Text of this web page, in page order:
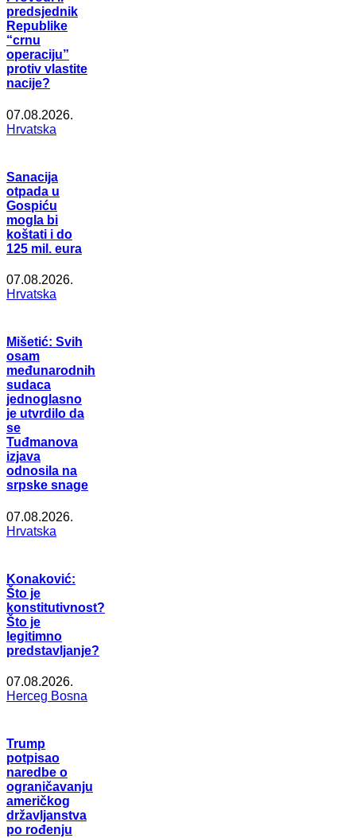
predsjednik
Republike
“crnu
operaciju”
protiv vlastite
nacije?
07.08.2026.
Hrvatska
Sanacija
otpada u
Gospiću
mogla bi
koštati i do
125 mil. eura
07.08.2026.
Hrvatska
Mišetić: Svih
osam
međunarodnih
sudaca
jednoglasno
je utvrdilo da
se
Tuđmanova
izjava
odnosila na
srpske snage
07.08.2026.
Hrvatska
Konaković:
Što je
konstitutivnost?
Što je
legitimno
predstavljanje?
07.08.2026.
Herceg Bosna
Trump
potpisao
naredbe o
ograničavanju
američkog
državljanstva
po rođenju